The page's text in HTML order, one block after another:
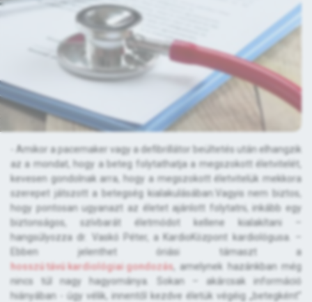
- Amikor a pacemaker vagy a defibrillátor beültetés után elhangzik
az a mondat, hogy a beteg folytathatja a megszokott életvitelét,
kevesen gondolnak arra, hogy a megszokott életvitelük mekkora
szerepet játszott a betegség kialakulásában.Vagyis nem biztos,
hogy pontosan ugyanazt az életet ajánlott folytatni, inkább egy
biztonságos, szívbarát életmódot kellene kialakítani –
hangsúlyozza dr. Vaskó Péter, a KardioKözpont kardiológusa. –
Ebben jelenthet óriási támaszt a
hosszú távú kardiológiai gondozás , amelynek hazánkban még
nincs túl nagy hagyománya. Sokan – akárcsak információ
hiányában - úgy vélik, innentől kezdve életük végéig „betegként”